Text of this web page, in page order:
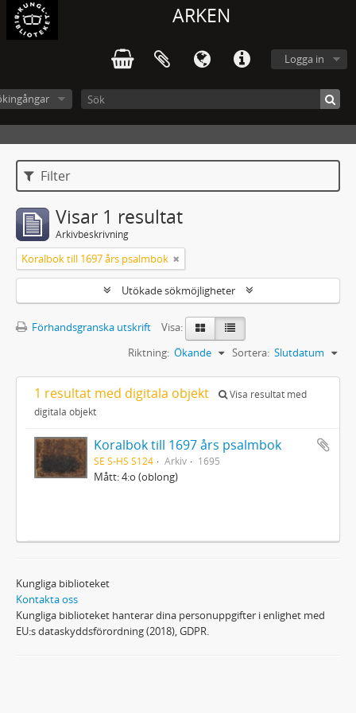
ARKEN
Logga in
Filter
Visar 1 resultat
Arkivbeskrivning
Koralbok till 1697 års psalmbok
Utökade sökmöjligheter
Förhandsgranska utskrift
Visa:
Sortera: Slutdatum
Riktning: Ökande
1 resultat med digitala objekt
Visa resultat med
digitala objekt
Koralbok till 1697 års psalmbok
SE S-HS S124 Arkiv 1695
Mått: 4:o (oblong)
Kungliga biblioteket
Kontakta oss
Kungliga biblioteket hanterar dina personuppgifter i enlighet med
EU:s dataskyddsförordning (2018), GDPR.